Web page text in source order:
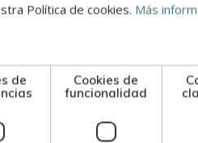
claro, de lo contrario,
Para las bisagras, si es
Política de cookies. Más
de
Cookies de
funcionalidad